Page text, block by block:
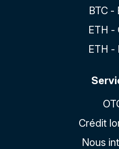
BTC -
ETH -
ETH -
Crédit
Nous